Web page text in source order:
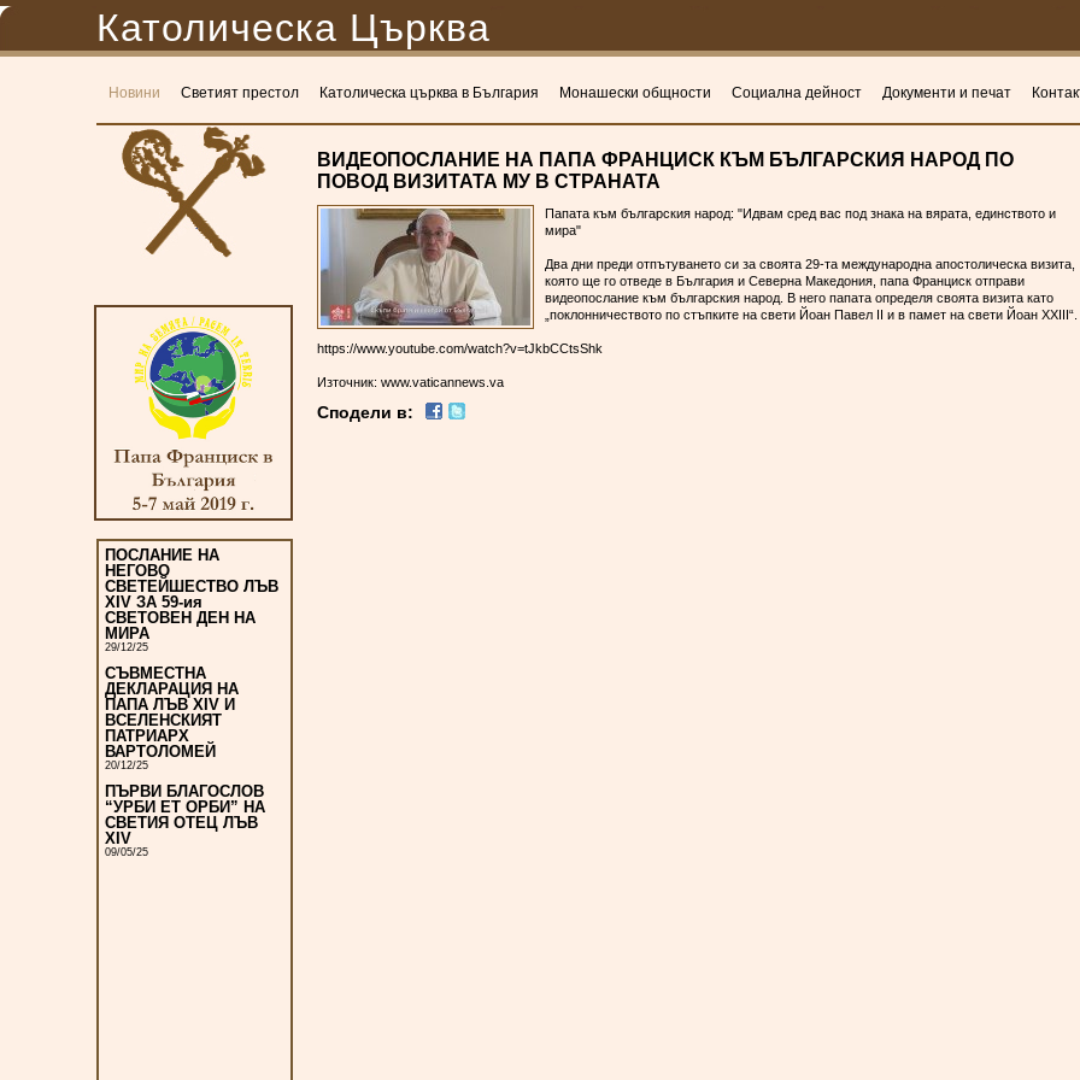
Католическа Църква
Новини Светият престол Католическа църква в България Монашески общности Социална дейност Документи и печат
ПОСЛАНИЕ НА
НЕГОВО
СВЕТЕЙШЕСТВО ЛЪВ
XIV ЗА 59-ия
СВЕТОВЕН ДЕН НА
МИРА
29/12/25
СЪВМЕСТНА
ДЕКЛАРАЦИЯ НА
ПАПА ЛЪВ XIV И
ВСЕЛЕНСКИЯТ
ПАТРИАРХ
ВАРТОЛОМЕЙ
20/12/25
ПЪРВИ БЛАГОСЛОВ
“УРБИ ЕТ ОРБИ” НА
СВЕТИЯ ОТЕЦ ЛЪВ
XIV
09/05/25
ВИДЕОПОСЛАНИЕ НА ПАПА ФРАНЦИСК КЪМ БЪЛГАРСКИЯ НАРОД ПО
ПОВОД ВИЗИТАТА МУ В СТРАНАТА
Папата към българския народ: "Идвам сред вас под знака на вярата, единството и
мира"
Два дни преди отпътуването си за своята 29-та международна апостолическа визита,
която ще го отведе в България и Северна Македония, папа Франциск отправи
видеопослание към българския народ. В него папата определя своята визита като
„поклонничеството по стъпките на свети Йоан Павел ІІ и в памет на свети Йоан ХХІІІ“.
https://www.youtube.com/watch?v=tJkbCCtsShk
Източник: www.vaticannews.va
Сподели в: